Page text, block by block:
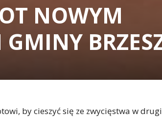
NOWYM
by cieszyć się ze zwycięstwa w